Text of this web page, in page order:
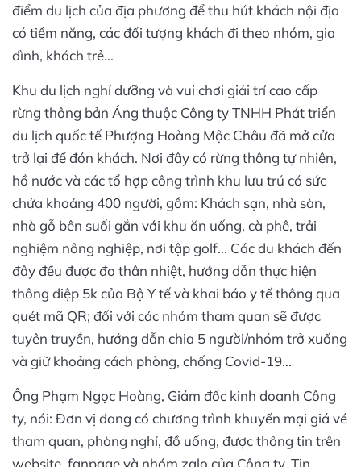
điểm du lịch của địa phương để thu hút khách nội địa
có tiềm năng, các đối tượng khách đi theo nhóm, gia
đình, khách trẻ...
Khu du lịch nghỉ dưỡng và vui chơi giải trí cao cấp
rừng thông bản Áng thuộc Công ty TNHH Phát triển
du lịch quốc tế Phượng Hoàng Mộc Châu đã mở cửa
trở lại để đón khách. Nơi đây có rừng thông tự nhiên,
hồ nước và các tổ hợp công trình khu lưu trú có sức
chứa khoảng 400 người, gồm: Khách sạn, nhà sàn,
nhà gỗ bên suối gắn với khu ăn uống, cà phê, trải
nghiệm nông nghiệp, nơi tập golf... Các du khách đến
đây đều được đo thân nhiệt, hướng dẫn thực hiện
thông điệp 5k của Bộ Y tế và khai báo y tế thông qua
quét mã QR; đối với các nhóm tham quan sẽ được
tuyên truyền, hướng dẫn chia 5 người/nhóm trở xuống
và giữ khoảng cách phòng, chống Covid-19...
Ông Phạm Ngọc Hoàng, Giám đốc kinh doanh Công
ty, nói: Đơn vị đang có chương trình khuyến mại giá vé
tham quan, phòng nghỉ, đồ uống, được thông tin trên
website, fanpage và nhóm zalo của Công ty. Tin